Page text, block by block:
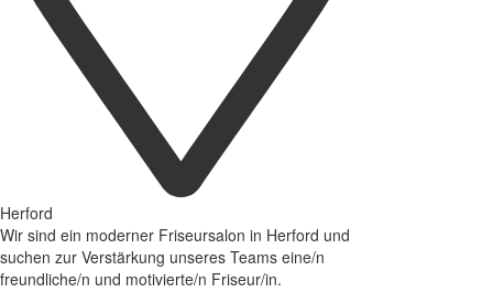
Herford
Wir sind ein moderner Friseursalon in Herford und
suchen zur Verstärkung unseres Teams eine/n
freundliche/n und motivierte/n Friseur/in.